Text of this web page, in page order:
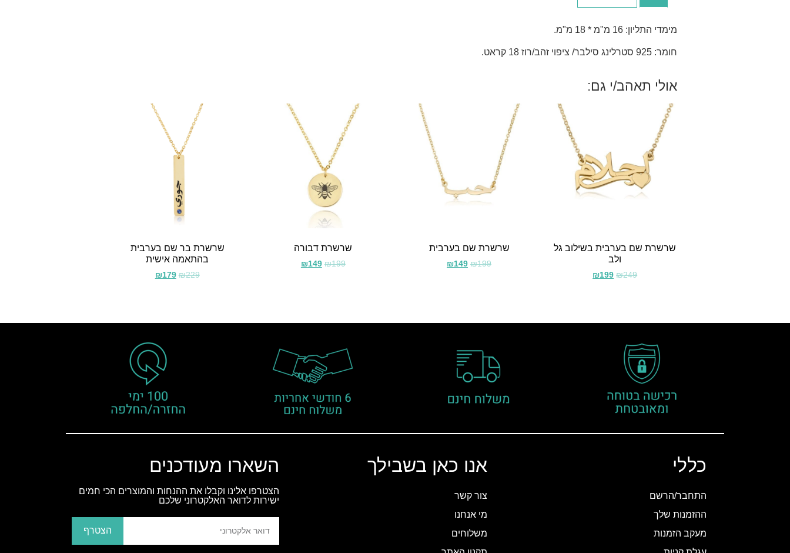
מימדי התליון: 16 מ"מ * 18 מ"מ.
חומר: 925 סטרלינג סילבר/ ציפוי זהב/רוז 18 קראט.
אולי תאהב/י גם:
שרשרת שם בערבית בשילוב גל
ולב
₪249
₪199
שרשרת שם בערבית
₪199
₪149
שרשרת דבורה
₪199
₪149
שרשרת בר שם בערבית
בהתאמה אישית
₪229
₪179
כללי
התחבר/הרשם
ההזמנות שלך
מעקב הזמנות
אנו כאן בשבילך
צור קשר
מי אנחנו
משלוחים
השארו מעודכנים
הצטרפו אלינו וקבלו את ההנחות והמוצרים הכי חמים
ישירות לדואר האלקטרוני שלכם
הצטרף